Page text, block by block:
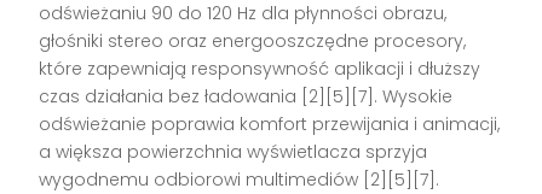
odświeżaniu 90 do 120 Hz dla płynności obrazu,
głośniki stereo oraz energooszczędne procesory,
które zapewniają responsywność aplikacji i dłuższy
czas działania bez ładowania [2][5][7]. Wysokie
odświeżanie poprawia komfort przewijania i animacji,
a większa powierzchnia wyświetlacza sprzyja
wygodnemu odbiorowi multimediów [2][5][7].